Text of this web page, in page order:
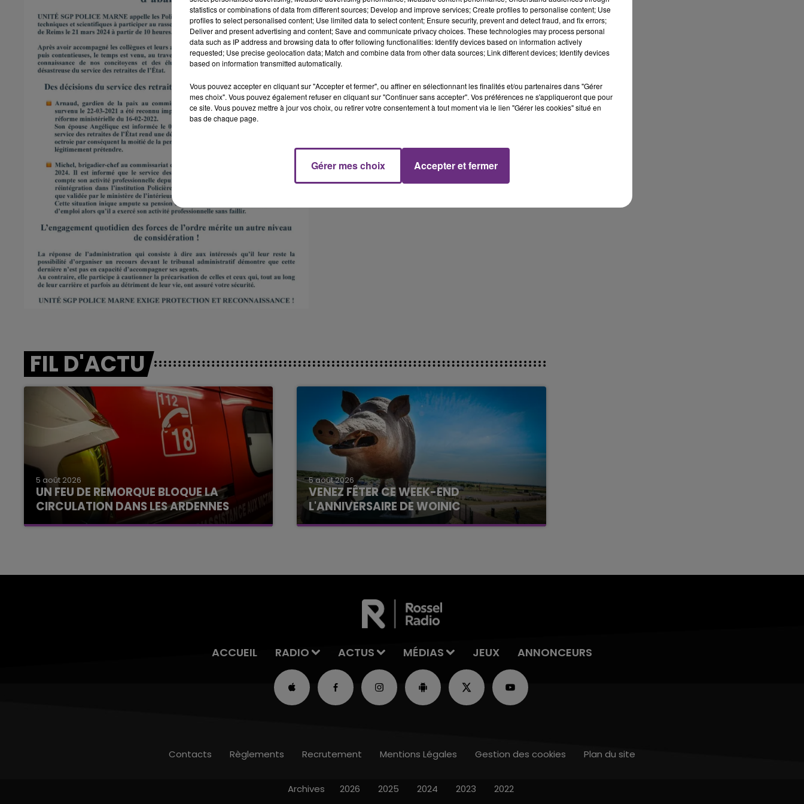
FIL D'ACTU
5 août 2026
UN FEU DE REMORQUE BLOQUE LA
CIRCULATION DANS LES ARDENNES
Un feu de remorque s'est déclaré ce mercredi
5 août 2026
VENEZ FÊTER CE WEEK-END
L'ANNIVERSAIRE DE WOINIC
Ce samedi 8 août sera un grand jour :
ACCUEIL RADIO ACTUS MÉDIAS JEUX ANNONCEURS
Contacts Règlements Recrutement Mentions Légales Gestion des cookies Plan du site
Archives 2026 2025 2024 2023 2022
statistics or combinations of data from different sources; Develop and improve services; Create profiles to personalise content; Use
profiles to select personalised content; Use limited data to select content; Ensure security, prevent and detect fraud, and fix errors;
Deliver and present advertising and content; Save and communicate privacy choices. These technologies may process personal
data such as IP address and browsing data to offer following functionalities: Identify devices based on information actively
requested; Use precise geolocation data; Match and combine data from other data sources; Link different devices; Identify devices
based on information transmitted automatically.
Vous pouvez accepter en cliquant sur "Accepter et fermer", ou affiner en sélectionnant les finalités et/ou partenaires dans "Gérer
mes choix". Vous pouvez également refuser en cliquant sur "Continuer sans accepter". Vos préférences ne s'appliqueront que pour
ce site. Vous pouvez mettre à jour vos choix, ou retirer votre consentement à tout moment via le lien "Gérer les cookies" situé en
bas de chaque page.
Gérer mes choix Accepter et fermer